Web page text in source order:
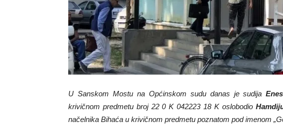
U Sanskom Mostu na Općinskom sudu danas je sudija
krivičnom predmetu broj 22 0 K 042223 18 K oslobodio
načelnika Bihaća u krivičnom predmetu poznatom pod imenom